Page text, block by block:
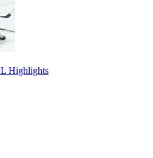
Highlights